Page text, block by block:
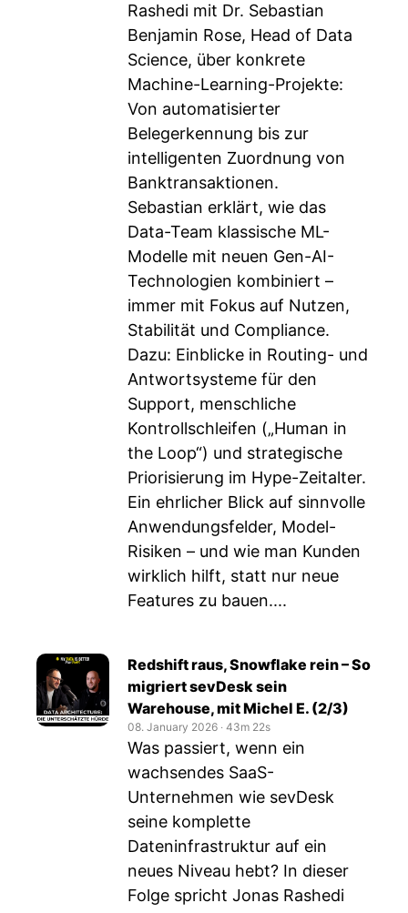
Rashedi mit Dr. Sebastian
Benjamin Rose, Head of Data
Science, über konkrete
Machine-Learning-Projekte:
Von automatisierter
Belegerkennung bis zur
intelligenten Zuordnung von
Banktransaktionen.
Sebastian erklärt, wie das
Data-Team klassische ML-
Modelle mit neuen Gen-AI-
Technologien kombiniert –
immer mit Fokus auf Nutzen,
Stabilität und Compliance.
Dazu: Einblicke in Routing- und
Antwortsysteme für den
Support, menschliche
Kontrollschleifen („Human in
the Loop“) und strategische
Priorisierung im Hype-Zeitalter.
Ein ehrlicher Blick auf sinnvolle
Anwendungsfelder, Model-
Risiken – und wie man Kunden
wirklich hilft, statt nur neue
Features zu bauen....
Redshift raus, Snowflake rein – So
migriert sevDesk sein
Warehouse, mit Michel E. (2/3)
08. January 2026 ‧ 43m 22s
Was passiert, wenn ein
wachsendes SaaS-
Unternehmen wie sevDesk
seine komplette
Dateninfrastruktur auf ein
neues Niveau hebt? In dieser
Folge spricht Jonas Rashedi